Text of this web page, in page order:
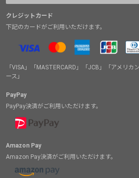
クレジットカード
下記のカードがご利用いただけます。
「VISA」「MASTERCARD」「JCB」「アメリカ
ース」
PayPay
PayPay決済がご利用いただけます。
Amazon Pay
Amazon Pay決済がご利用いただけます。